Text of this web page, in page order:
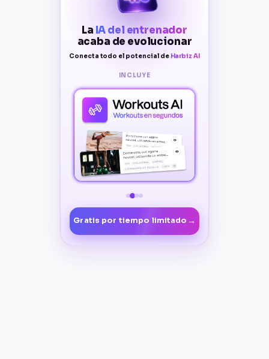
La IA del entrenador
acaba de evolucionar
Conecta todo el potencial de Harbiz AI
INCLUYE
Gratis por tiempo limitado →